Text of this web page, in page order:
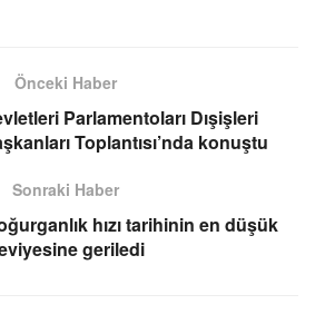
Önceki Haber
Parlamentoları Dışişleri
Toplantısı’nda konuştu
Sonraki Haber
hızı tarihinin en düşük
geriledi